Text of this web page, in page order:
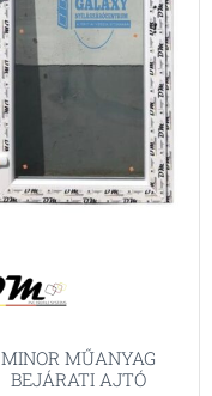
MINOR MŰANYAG
BEJÁRATI AJTÓ